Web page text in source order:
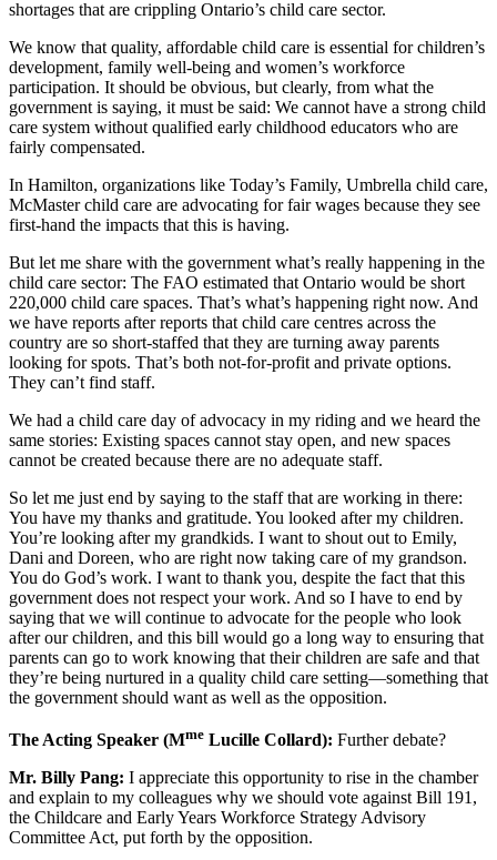
shortages that are crippling Ontario’s child care sector.
We know that quality, affordable child care is essential for children’s
development, family well-being and women’s workforce
participation. It should be obvious, but clearly, from what the
government is saying, it must be said: We cannot have a strong child
care system without qualified early childhood educators who are
fairly compensated.
In Hamilton, organizations like Today’s Family, Umbrella child care,
McMaster child care are advocating for fair wages because they see
first-hand the impacts that this is having.
But let me share with the government what’s really happening in the
child care sector: The FAO estimated that Ontario would be short
220,000 child care spaces. That’s what’s happening right now. And
we have reports after reports that child care centres across the
country are so short-staffed that they are turning away parents
looking for spots. That’s both not-for-profit and private options.
They can’t find staff.
We had a child care day of advocacy in my riding and we heard the
same stories: Existing spaces cannot stay open, and new spaces
cannot be created because there are no adequate staff.
So let me just end by saying to the staff that are working in there:
You have my thanks and gratitude. You looked after my children.
You’re looking after my grandkids. I want to shout out to Emily,
Dani and Doreen, who are right now taking care of my grandson.
You do God’s work. I want to thank you, despite the fact that this
government does not respect your work. And so I have to end by
saying that we will continue to advocate for the people who look
after our children, and this bill would go a long way to ensuring that
parents can go to work knowing that their children are safe and that
they’re being nurtured in a quality child care setting—something that
the government should want as well as the opposition.
The Acting Speaker (Mme Lucille Collard): Further debate?
Mr. Billy Pang: I appreciate this opportunity to rise in the chamber
and explain to my colleagues why we should vote against Bill 191,
the Childcare and Early Years Workforce Strategy Advisory
Committee Act, put forth by the opposition.